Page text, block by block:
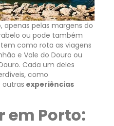
apenas pelas margens do
ou pode também
como rota as viagens
e Vale do Douro ou
Cada um deles
como
outras experiências
em Porto: